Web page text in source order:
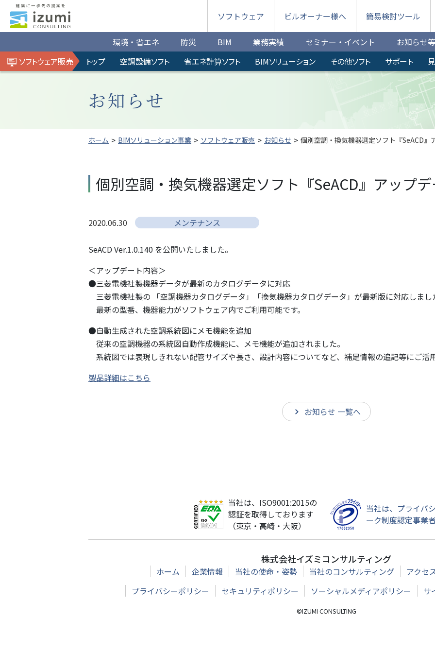
ソフトウェア ビルオーナー様へ 簡易検討ツール
環境・省エネ 防災 BIM 業務実績 セミナー・イベント お知らせ等
ソフトウェア販売
トップ 空調設備ソフト 省エネ計算ソフト BIMソリューション その他ソフト サポート
お知らせ
ホーム BIMソリューション事業 ソフトウェア販売 お知らせ 個別空調・換気機器選定ソフト『SeACD』
個別空調・換気機器選定ソフト『SeACD』アップ
2020.06.30 メンテナンス
SeACD Ver.1.0.140 を公開いたしました。
＜アップデート内容＞
●三菱電機社製機器データが最新のカタログデータに対応
三菱電機社製の 「空調機器カタログデータ」「換気機器カタログデータ」が最新版に対応しまし
最新の型番、機器能力がソフトウェア内でご利用可能です。
●自動生成された空調系統図にメモ機能を追加
従来の空調機器の系統図自動作成機能に、メモ機能が追加されました。
系統図では表現しきれない配管サイズや長さ、設計内容についてなど、補足情報の追記等にご活
製品詳細はこちら
お知らせ 一覧へ
当社は、ISO9001:2015の
認証を取得しております
（東京・高崎・大阪）
当社は、プライバ
ーク制度認定事業
株式会社イズミコンサルティング
ホーム 企業情報 当社の使命・姿勢 当社のコンサルティング アクセ
プライバシーポリシー
セキュリティポリシー ソーシャルメディアポリシー サ
©IZUMI CONSULTING